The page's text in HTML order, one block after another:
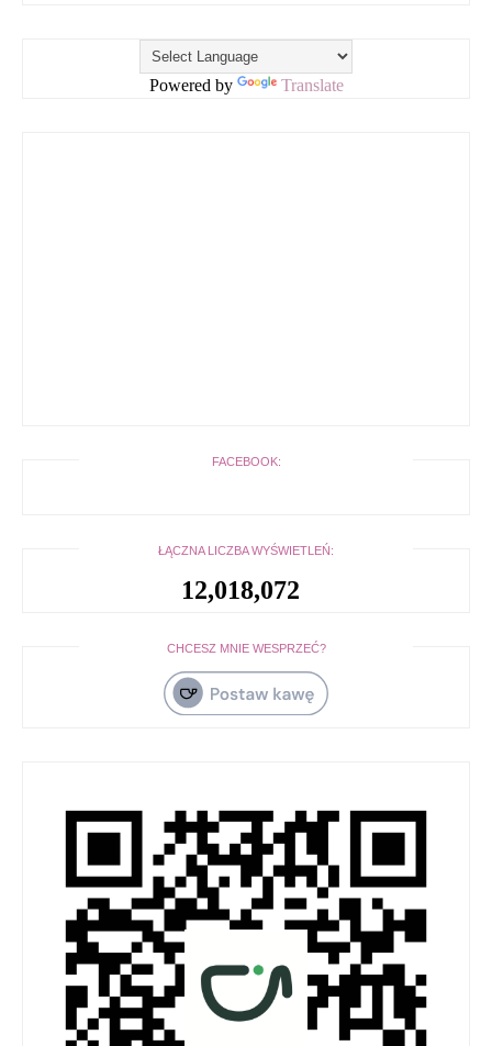
Powered by Translate
FACEBOOK:
ŁĄCZNA LICZBA WYŚWIETLEŃ:
12,018,072
CHCESZ MNIE WESPRZEĆ?